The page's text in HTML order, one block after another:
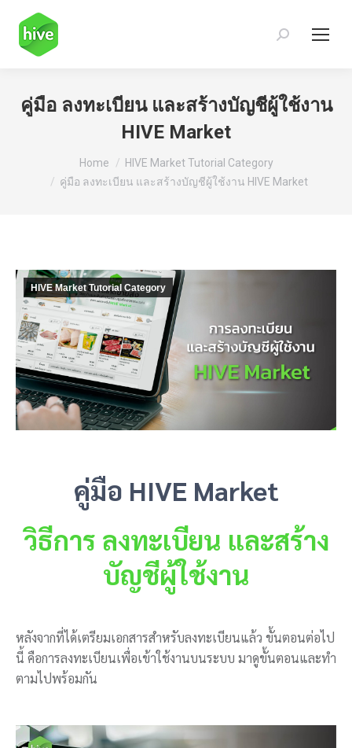
Search:
คู่มือ ลงทะเบียน และสร้างบัญชีผู้ใช้งาน
HIVE Market
You are here:Home
HIVE Market Tutorial Category
คู่มือ ลงทะเบียน และสร้างบัญชีผู้ใช้งาน HIVE Market
HIVE Market Tutorial Category
คู่มือ HIVE Market
วิธีการ ลงทะเบียน และสร้าง
บัญชีผู้ใช้งาน
หลังจากที่ได้เตรียมเอกสารสำหรับลงทะเบียนแล้ว ขั้นตอนต่อไป
นี้ คือการลงทะเบียนเพื่อเข้าใช้งานบนระบบ มาดูขั้นตอนและทำ
ตามไปพร้อมกัน